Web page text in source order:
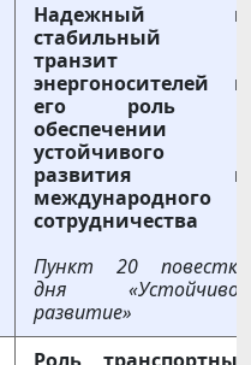
Надежный и
стабильный
транзит
энергоносителей и
его роль в
обеспечении
устойчивого
развития и
международного
сотрудничества
Пункт 20 повестки
дня «Устойчивое
развитие»